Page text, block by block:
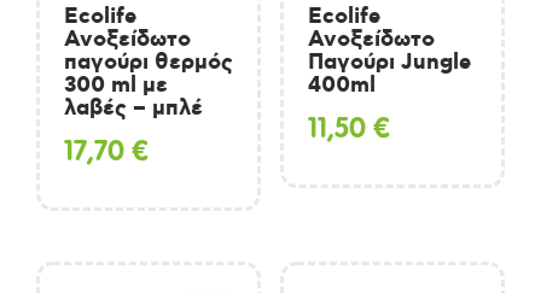
Ecolife
Ανοξείδωτο
παγούρι θερμός
300 ml με
λαβές – μπλέ
17,70€
Ecolife
Ανοξείδωτο
Παγούρι Jungle
400ml
11,50€